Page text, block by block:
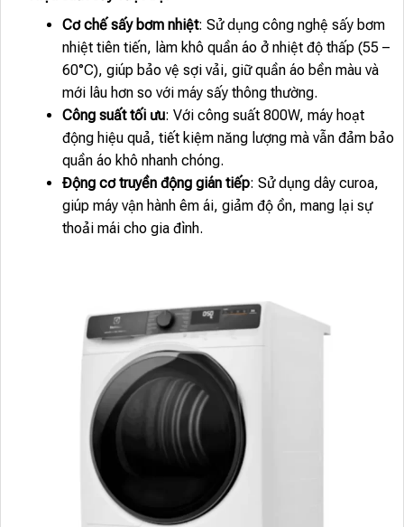
Cơ chế sấy bơm nhiệt: Sử dụng công nghệ sấy bơm
nhiệt tiên tiến, làm khô quần áo ở nhiệt độ thấp (55 –
60°C), giúp bảo vệ sợi vải, giữ quần áo bền màu và
mới lâu hơn so với máy sấy thông thường.
Công suất tối ưu: Với công suất 800W, máy hoạt
động hiệu quả, tiết kiệm năng lượng mà vẫn đảm bảo
quần áo khô nhanh chóng.
Động cơ truyền động gián tiếp: Sử dụng dây curoa,
giúp máy vận hành êm ái, giảm độ ồn, mang lại sự
thoải mái cho gia đình.